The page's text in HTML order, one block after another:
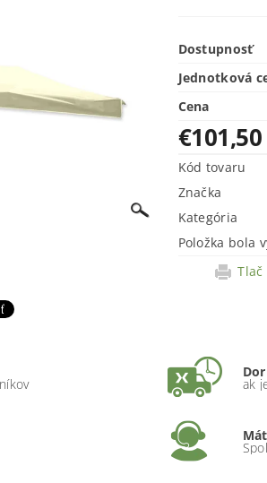
Dostupnosť
Jednotková
Cena
€101,50
Kód tovaru
Značka
Kategória
Položka bola
Tlač
ak